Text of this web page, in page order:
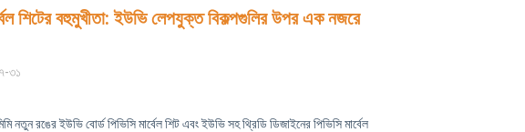
শিটের বহুমুখীতা: ইউভি লেপযুক্ত বিকল্পগুলির উপর এক নজরে
৩১
নতুন রঙের ইউভি বোর্ড পিভিসি মার্বেল শিট এবং ইউভি সহ থ্রিডি ডিজাইনের পিভিসি মার্বেল